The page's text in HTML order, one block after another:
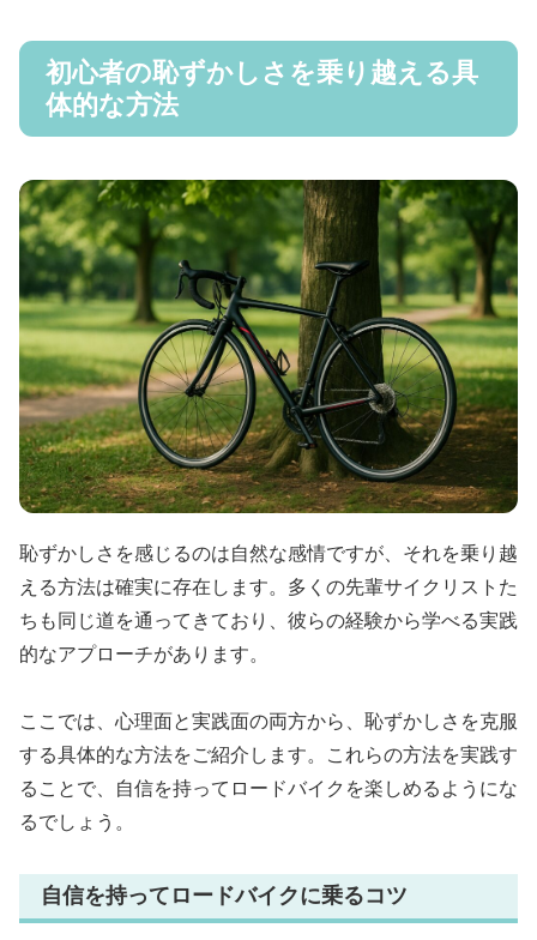
初心者の恥ずかしさを乗り越える具
体的な方法
恥ずかしさを感じるのは自然な感情ですが、それを乗り越
える方法は確実に存在します。多くの先輩サイクリストた
ちも同じ道を通ってきており、彼らの経験から学べる実践
的なアプローチがあります。
ここでは、心理面と実践面の両方から、恥ずかしさを克服
する具体的な方法をご紹介します。これらの方法を実践す
ることで、自信を持ってロードバイクを楽しめるようにな
るでしょう。
自信を持ってロードバイクに乗るコツ